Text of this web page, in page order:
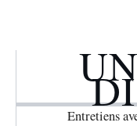
Entretiens